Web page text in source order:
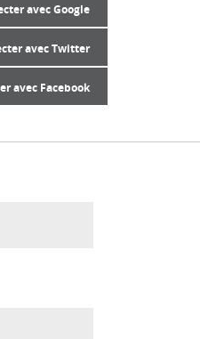
avec Google
avec Twitter
avec Facebook